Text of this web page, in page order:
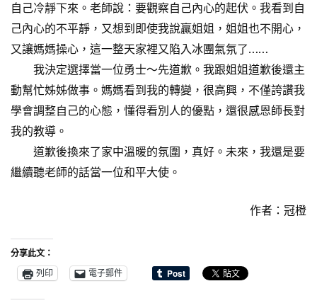
自己冷靜下來。老師說：要觀察自己內心的起伏。我看到自
己內心的不平靜，又想到即使我說贏姐姐，姐姐也不開心，
又讓媽媽操心，這一整天家裡又陷入冰團氣氛了……
我決定選擇當一位勇士～先道歉。我跟姐姐道歉後還主
動幫忙姊姊做事。媽媽看到我的轉變，很高興，不僅誇讚我
學會調整自己的心態，懂得看別人的優點，還很感恩師長對
我的教導。
道歉後換來了家中溫暖的氛圍，真好。未來，我還是要
繼續聽老師的話當一位和平大使。
作者：冠橙
分享此文：
列印
電子郵件